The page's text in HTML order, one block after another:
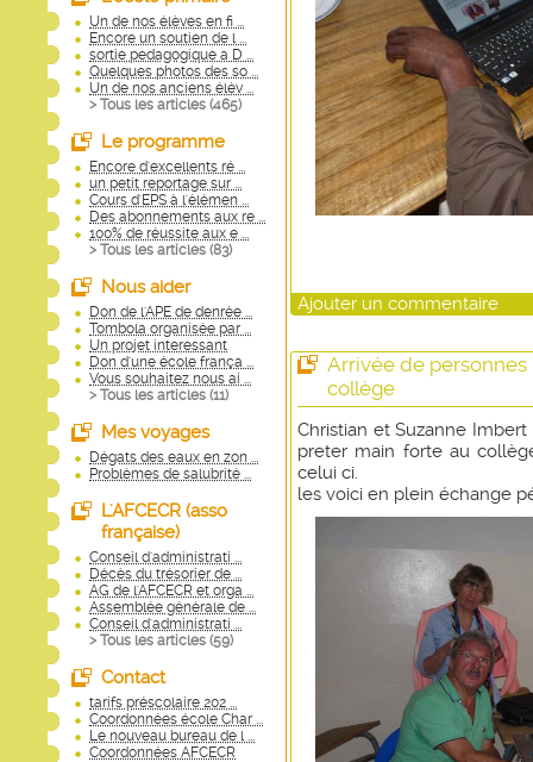
Un de nos élèves en fi ...
Encore un soutien de l ...
sortie pedagogique a D ...
Quelques photos des so ...
Un de nos anciens élèv ...
> Tous les articles (465)
Le programme
Encore d'excellents ré ...
un petit reportage sur ...
Cours d'EPS à l'élémen ...
Des abonnements aux re ...
100% de réussite aux e ...
> Tous les articles (83)
Nous aider
Don de l'APE de denrée ...
Tombola organisée par ...
Un projet interessant
Don d'une école frança ...
Vous souhaitez nous ai ...
> Tous les articles (11)
Mes voyages
Dégats des eaux en zon ...
Problèmes de salubrité ...
L'AFCECR (asso
française)
Conseil d'administrati ...
Décès du trésorier de ...
AG de l'AFCECR et orga ...
Assemblée générale de ...
Conseil d'administrati ...
> Tous les articles (59)
Contact
tarifs préscolaire 202 ...
Coordonnées école Char ...
Le nouveau bureau de l ...
Coordonnées AFCECR
Ajouter un commentaire
Arrivée de personnes
collège
Christian et Suzanne
preter main forte au
celui ci.
les voici en plein échange